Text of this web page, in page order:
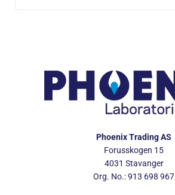
Phoenix Trading AS
Forusskogen 15
4031 Stavanger
Org. No.: 913 698 967